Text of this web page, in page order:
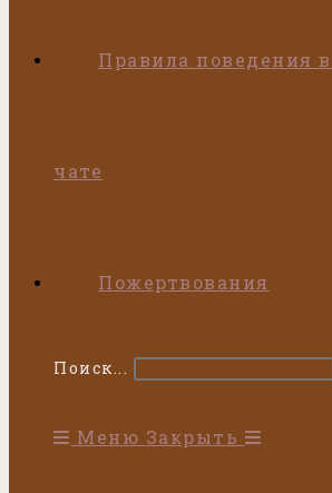
Правила поведения
чате
Пожертвования
Поиск...
Меню Закрыть